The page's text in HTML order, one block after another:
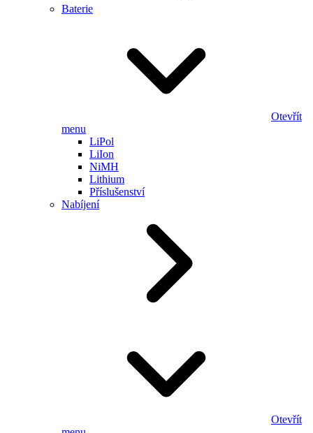
Baterie
Otevřít
menu
LiPol
LiIon
NiMH
Lithium
Příslušenství
Nabíjení
Otevřít